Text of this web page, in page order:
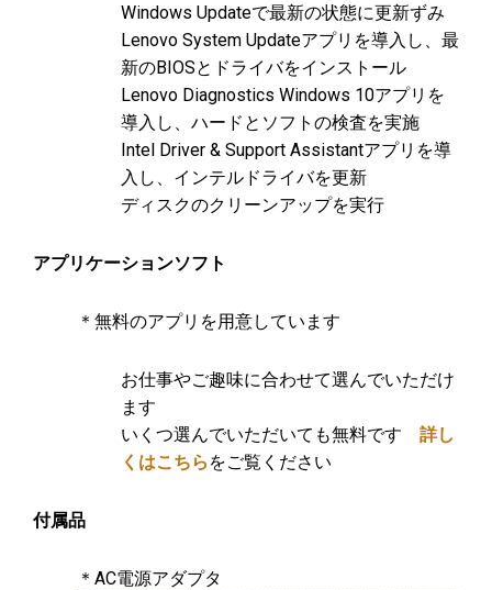
Windows Updateで最新の状態に更新ずみ
Lenovo System Updateアプリを導入し、最
新のBIOSとドライバをインストール
Lenovo Diagnostics Windows 10アプリを
導入し、ハードとソフトの検査を実施
Intel Driver & Support Assistantアプリを導
入し、インテルドライバを更新
ディスクのクリーンアップを実行
アプリケーションソフト
＊無料のアプリを用意しています
お仕事やご趣味に合わせて選んでいただけ
ます
いくつ選んでいただいても無料です 詳し
くはこちら をご覧ください
付属品
＊AC電源アダプタ